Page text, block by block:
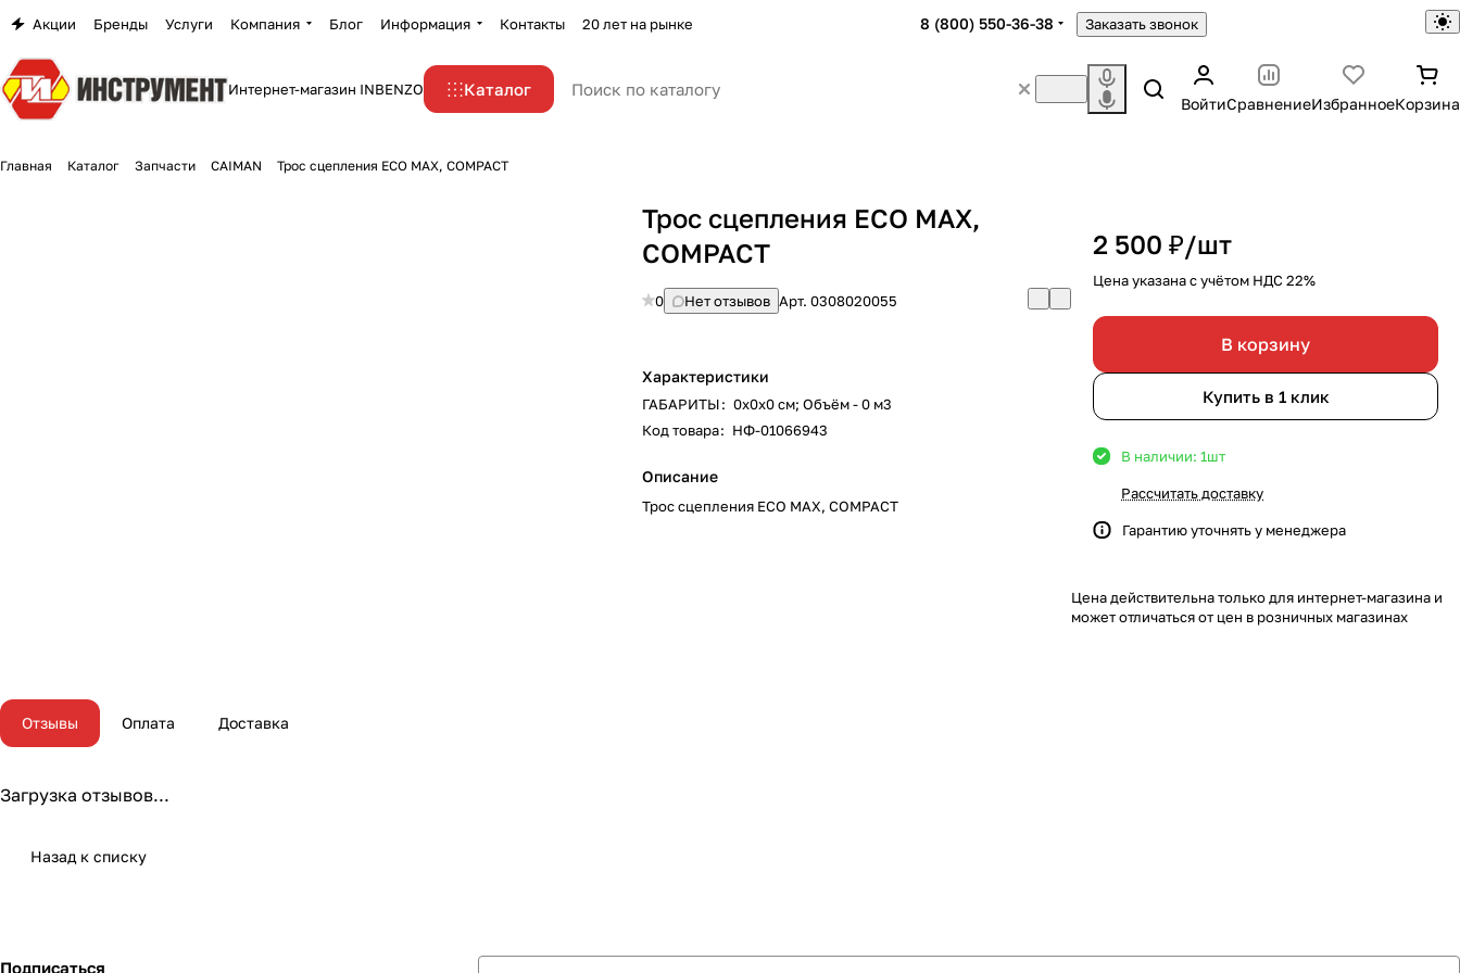
Акции Бренды Услуги Компания Блог Информация Контакты 20 лет на рынке 8 (800) 550-36-38 Заказать звонок
Интернет-магазин INBENZO Каталог
ВойтиСравнениеИзбранноеКорзина
Главная Каталог Запчасти CAIMAN Трос сцепления ECO MAX, COMPACT
Трос сцепления ECO MAX,
COMPACT
0 Нет отзывов Арт.0308020055
Характеристики
ГАБАРИТЫ: 0х0х0 см; Объём - 0 м3
Код товара: НФ-01066943
Описание
Трос сцепления ECO MAX, COMPACT
2 500 ₽/шт
Цена указана с учётом НДС 22%
В корзину
Купить в 1 клик
В наличии: 1шт
Рассчитать доставку
Гарантию уточнять у менеджера
Цена действительна только для интернет-магазина и
может отличаться от цен в розничных магазинах
Отзывы Оплата Доставка
Загрузка отзывов...
Назад к списку
Подписаться